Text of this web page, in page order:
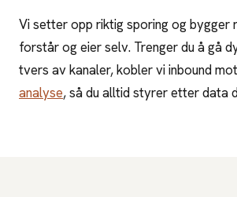
Vi setter opp riktig sporing og bygger
forstår og eier selv. Trenger du å gå
tvers av kanaler, kobler vi inbound
analyse, så du alltid styrer etter data